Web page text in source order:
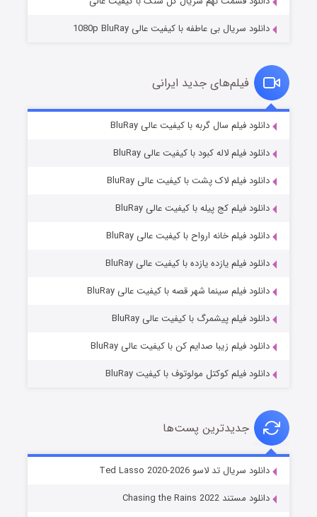
قسمت۷ (زیرنویس) منتشر شد
خاندان اژدها فصل ۳
دانلود سریال بی عاطفه با کیفیت عالی 1080p BluRay
فیلم‌های جدید ایرانی
دانلود فیلم سال گربه با کیفیت عالی BluRay
دانلود فیلم لاله کبود با کیفیت عالی BluRay
دانلود فیلم لاک پشت با کیفیت عالی BluRay
دانلود فیلم کج‌ پیله با کیفیت عالی BluRay
دانلود فیلم خانه ارواح با کیفیت عالی BluRay
دانلود فیلم یازده یازده با کیفیت عالی BluRay
دانلود فیلم سینما شهر قصه با کیفیت عالی BluRay
دانلود فیلم پیشمرگ با کیفیت عالی BluRay
دانلود فیلم زیبا صدایم کن با کیفیت عالی BluRay
دانلود فیلم کوکتل مولوتوف با کیفیت BluRay
جدیدترین پست‌ها
دانلود سریال تد لاسو Ted Lasso 2020-2026
دانلود مستند Chasing the Rains 2022